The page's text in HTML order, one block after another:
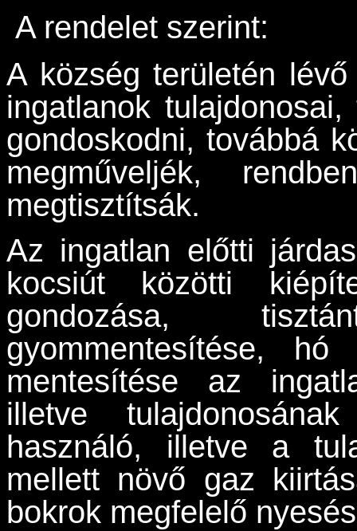
A rendelet szerint:
A község területén
ingatlanok
gondoskodni, továbbá
megműveljék,
megtisztítsák.
Az ingatlan előtti
kocsiút közötti
gondozása,
gyommentesítése,
mentesítése az
illetve
használó, illetve a
mellett növő gaz
bokrok megfelelő